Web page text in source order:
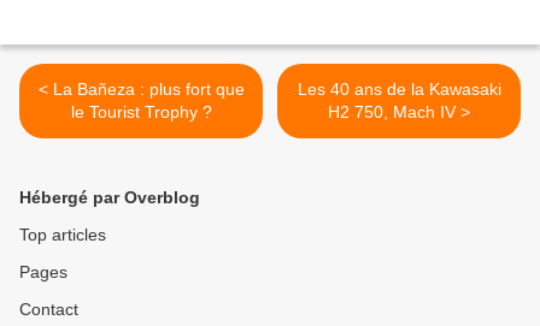
< La Bañeza : plus fort que
le Tourist Trophy ?
Les 40 ans de la Kawasaki
H2 750, Mach IV >
Hébergé par Overblog
Top articles
Pages
Contact